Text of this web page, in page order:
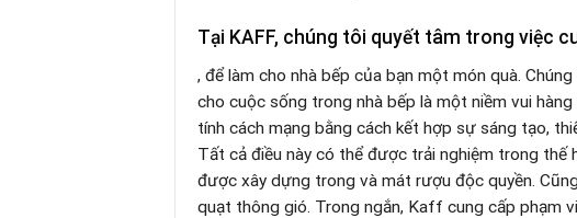
Tại KAFF, chúng tôi quyết tâm trong việc
, để làm cho nhà bếp của bạn một món quà.
cho cuộc sống trong nhà bếp là một niềm vui
tính cách mạng bằng cách kết hợp sự sáng tạo,
Tất cả điều này có thể được trải nghiệm trong
được xây dựng trong và mát rượu độc quyền.
quạt thông gió. Trong ngắn, Kaff cung cấp phạm